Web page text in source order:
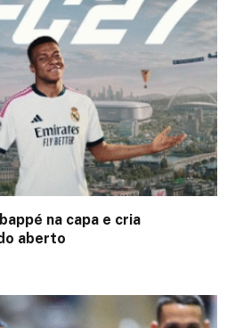
na capa e cria
aberto